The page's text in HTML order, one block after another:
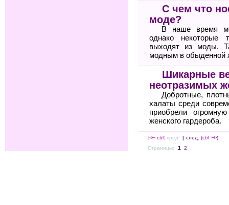
С чем что
моде?
В наше время
однако некоторые
выходят из моды.
модным в обыденной
Шикарные
неотразимых
Добротные,
халаты среди
приобрели
женского гардероба.
(<-- ctrl) пред. ][ след. (ctrl --> )
Страницы:
1 2